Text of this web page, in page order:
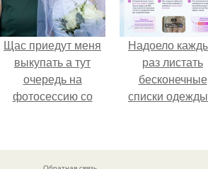
Щас приедут меня
выкупать а тут
очередь на
фотосессию со
Надоело
раз листать
бесконечные
списки
кусочкам?